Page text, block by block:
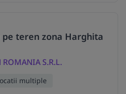
pe teren zona Harghita
S.R.L.
multiple